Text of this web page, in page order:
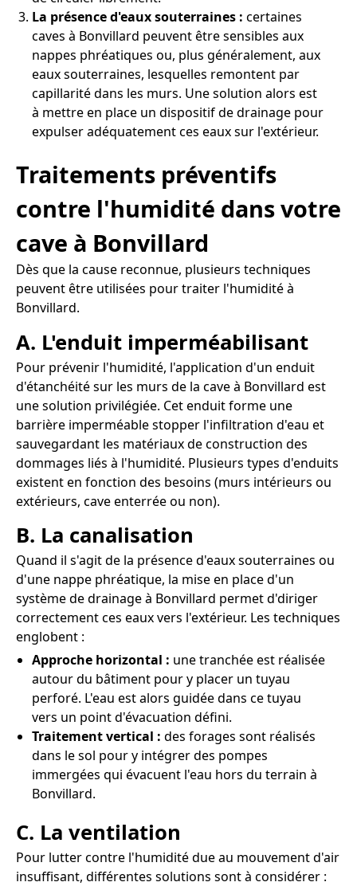
La présence d'eaux souterraines : certaines
caves à Bonvillard peuvent être sensibles aux
nappes phréatiques ou, plus généralement, aux
eaux souterraines, lesquelles remontent par
capillarité dans les murs. Une solution alors est
à mettre en place un dispositif de drainage pour
expulser adéquatement ces eaux sur l'extérieur.
Traitements préventifs
contre l'humidité dans votre
cave à Bonvillard
Dès que la cause reconnue, plusieurs techniques
peuvent être utilisées pour traiter l'humidité à
Bonvillard.
A. L'enduit imperméabilisant
Pour prévenir l'humidité, l'application d'un enduit
d'étanchéité sur les murs de la cave à Bonvillard est
une solution privilégiée. Cet enduit forme une
barrière imperméable stopper l'infiltration d'eau et
sauvegardant les matériaux de construction des
dommages liés à l'humidité. Plusieurs types d'enduits
existent en fonction des besoins (murs intérieurs ou
extérieurs, cave enterrée ou non).
B. La canalisation
Quand il s'agit de la présence d'eaux souterraines ou
d'une nappe phréatique, la mise en place d'un
système de drainage à Bonvillard permet d'diriger
correctement ces eaux vers l'extérieur. Les techniques
englobent :
Approche horizontal : une tranchée est réalisée
autour du bâtiment pour y placer un tuyau
perforé. L'eau est alors guidée dans ce tuyau
vers un point d'évacuation défini.
Traitement vertical : des forages sont réalisés
dans le sol pour y intégrer des pompes
immergées qui évacuent l'eau hors du terrain à
Bonvillard.
C. La ventilation
Pour lutter contre l'humidité due au mouvement d'air
insuffisant, différentes solutions sont à considérer :